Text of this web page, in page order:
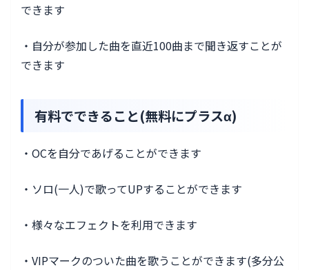
できます
・自分が参加した曲を直近100曲まで聞き返すことが
できます
有料でできること(無料にプラスα)
・OCを自分であげることができます
・ソロ(一人)で歌ってUPすることができます
・様々なエフェクトを利用できます
・VIPマークのついた曲を歌うことができます(多分公